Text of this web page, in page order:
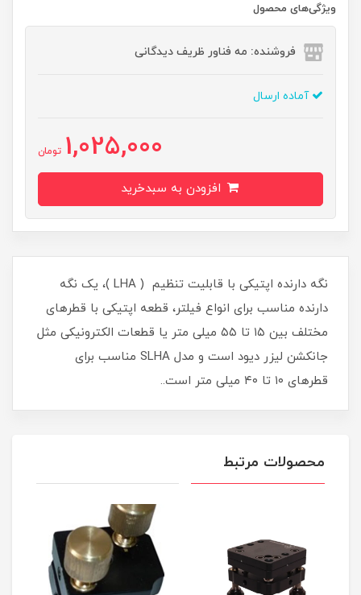
ویژگی‌های محصول
فروشنده: مه فناور ظریف دیدگانی
آماده ارسال
1,025,000 تومان
نگه دارنده اپتیکی با قابلیت تنظیم ( LHA )، یک نگه
دارنده مناسب برای انواع فیلتر، قطعه اپتیکی با قطرهای
مختلف بین ۱۵ تا ۵۵ میلی متر یا قطعات الکترونیکی مثل
جانکشن لیزر دیود است و مدل SLHA مناسب برای
قطرهای ۱۰ تا ۴۰ میلی متر است..
محصولات مرتبط